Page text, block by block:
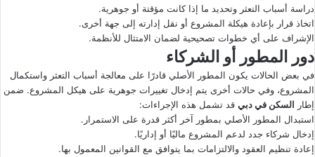
دراسة أسباب التعثر وتحديد ما إذا كانت مؤقتة أو جوهرية.
اتخاذ قرار بإعادة هيكلة المشروع أو نقل إدارته إلى جهة أخرى.
الإشراف على أي خطوات تصحيحية لضمان الامتثال للأنظمة.
دور المطور أو الشركاء
في بعض الحالات يكون المطور الأصلي قادرًا على معالجة أسباب التعثر واستكمال
المشروع، وفي حالات أخرى يتم إدخال تغييرات جوهرية على هيكل المشروع. ضمن
إطار السكن في دبي قد تشمل هذه الإجراءات:
استبدال المطور الأصلي بمطور آخر أكثر قدرة على الاستمرار.
إدخال شركاء جدد لدعم المشروع ماليًا أو إداريًا.
إعادة تنظيم العقود والالتزامات بما يتوافق مع القوانين المعمول بها.